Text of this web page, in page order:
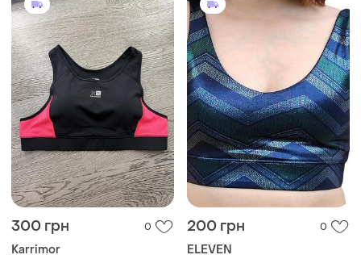
300 грн 0
Karrimor
200 грн 0
ELEVEN